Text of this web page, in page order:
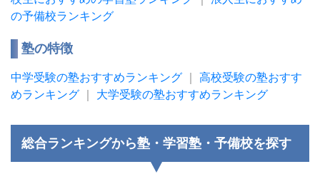
の予備校ランキング
塾の特徴
中学受験の塾おすすめランキング
高校受験の塾おすす
めランキング
大学受験の塾おすすめランキング
総合ランキングから塾・学習塾・予備校を探す